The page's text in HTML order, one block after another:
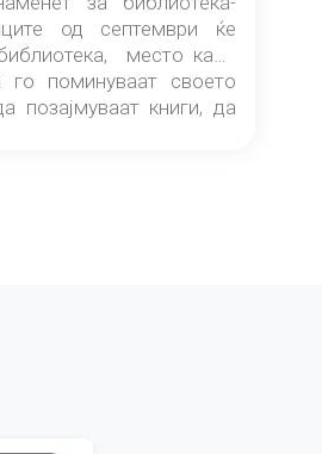
од септември ќе
место каде
поминуваат своето
позајмуваат книги, да